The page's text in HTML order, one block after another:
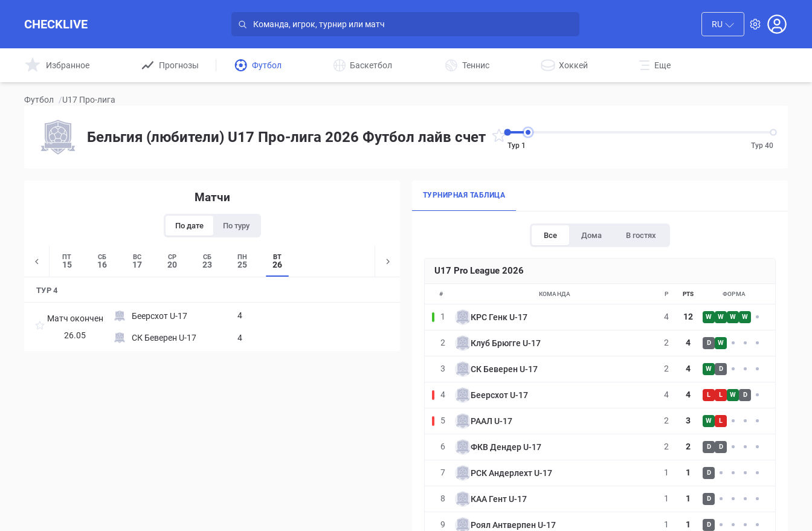
CHECKLIVE RU
Избранное Прогнозы Футбол Баскетбол Теннис Хоккей Еще
Футбол /U17 Про-лига
Бельгия (любители) U17 Про-лига 2026 Футбол лайв счет Тур 1 Тур 40
Матчи
По дате По туру
ПТ
15
СБ
16
ВС
17
СР
20
СБ
23
ПН
25
ВТ
26
ТУР 4
Матч окончен
26.05
Беерсхот U-17
СК Беверен U-17
4
4
ТУРНИРНАЯ ТАБЛИЦА
Все Дома В гостях
U17 Pro League 2026
# КОМАНДА P PTS ФОРМА
1 КРС Генк U-17 4 12 W W W W
2 Клуб Брюгге U-17 2 4 D W
3 СК Беверен U-17 2 4 W D
4 Беерсхот U-17 4 4 L L W D
5 РААЛ U-17 2 3 W L
6 ФКВ Дендер U-17 2 2 D D
7 РСК Андерлехт U-17 1 1 D
8 КАА Гент U-17 1 1 D
9 Роял Антверпен U-17 1 1 D